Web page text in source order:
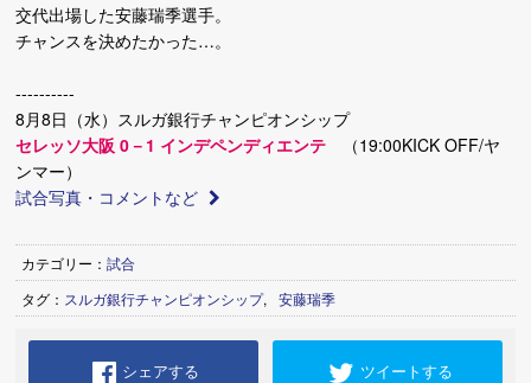
交代出場した安藤瑞季選手。
チャンスを決めたかった…。
----------
8月8日（水）スルガ銀行チャンピオンシップ
セレッソ大阪 0－1 インデペンディエンテ （19:00KICK OFF/ヤ
ンマー）
試合写真・コメントなど
カテゴリー：試合
タグ： スルガ銀行チャンピオンシップ, 安藤瑞季
シェアする ツイートする